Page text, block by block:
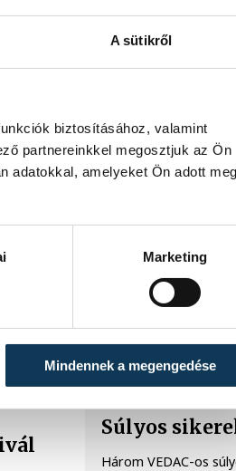
A sütikről
biztosításához, valamint
partnereinkkel megosztjuk az Ön
adatokkal, amelyeket Ön adott meg
Marketing
Mindennek a megengedése
Jelenleg stabil
erőmű munkatársai
még termelő turbina
közölte a
Játék közben
tudomány
gyerekek
Látványos
élmény várja a
Labsben.
vezetője mutatja be,
Súlyos
Három VEDAC-os